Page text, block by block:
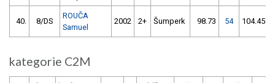
40. 8/DS
ROUČA
Samuel
2002 2+ Šumperk 98.73 54 104.45
kategorie C2M